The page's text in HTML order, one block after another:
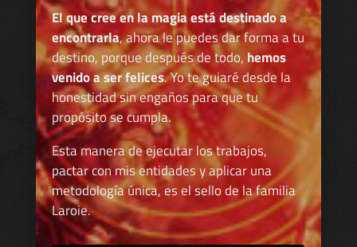
El que cree en la magia está destinado a
encontrarla, ahora le puedes dar forma a tu
destino, porque después de todo, hemos
venido a ser felices. Yo te guiaré desde la
honestidad sin engaños para que tu
propósito se cumpla.
Esta manera de ejecutar los trabajos,
pactar con mis entidades y aplicar una
metodología única, es el sello de la familia
Laroie.